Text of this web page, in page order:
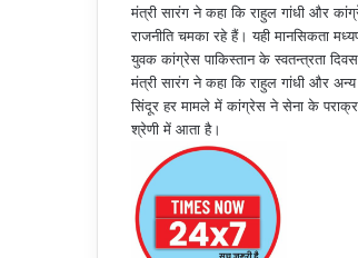
मंत्री सारंग ने कहा कि राहुल गांधी और
राजनीति चमका रहे हैं। यही मानसिकता
युवक कांग्रेस पाकिस्तान के स्वतन्त्रता
मंत्री सारंग ने कहा कि राहुल गांधी और
सिंदूर हर मामले में कांग्रेस ने सेना के
श्रेणी में आता है।